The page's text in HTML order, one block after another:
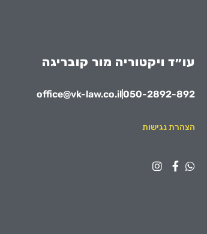
עו״ד ויקטוריה מור קובריגה
050-2892-892
office@vk-law.co.il
הצהרת נגישות